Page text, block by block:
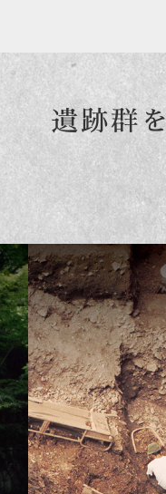
遺跡群